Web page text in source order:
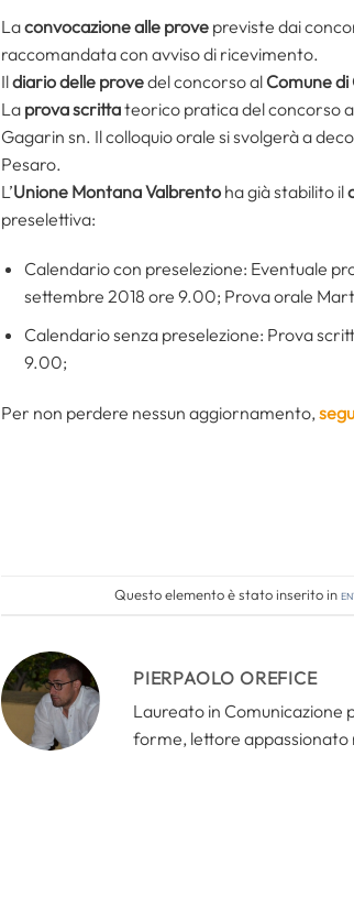
Laconvocazione alle prove previste dai
raccomandata con avviso di ricevimento.
Ildiario delle provedel concorso al Comune di
La prova scrittateorico pratica del concorso
Gagarin sn. Il colloquio orale si svolgerà a
Pesaro.
L’Unione Montana Valbrento ha già stabilito il
preselettiva:
Calendario con preselezione: Eventuale
settembre 2018 ore 9.00; Prova orale
Calendario senza preselezione: Prova
9.00;
Per non perdere nessun aggiornamento,
Questo elemento è stato inserito in
PIERPAOLO OREFICE
Laureato in Comunicazione
forme, lettore appassionato